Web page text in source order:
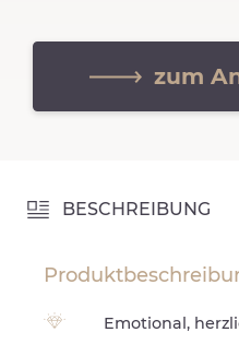
zum
BESCHREIBUNG
Emotional,